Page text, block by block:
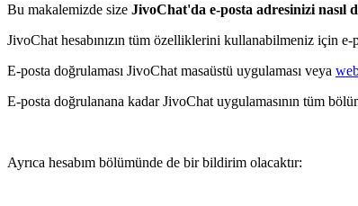
Bu makalemizde size JivoChat'da e-posta adresinizi nasıl
JivoChat hesabınızın tüm özelliklerini kullanabilmeniz için
E-posta doğrulaması JivoChat masaüstü uygulaması veya
E-posta doğrulanana kadar JivoChat uygulamasının tüm
Ayrıca hesabım bölümünde de bir bildirim olacaktır: